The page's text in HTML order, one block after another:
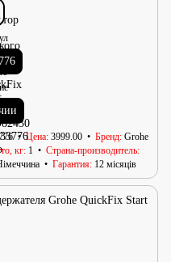
Цена 3999.00 Бренд Grohe
кг 1
Страна-производитель
Гарантия 12 місяців